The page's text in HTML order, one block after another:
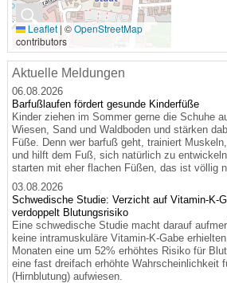
🔍
Leaflet | ©OpenStreetMap
contributors
Aktuelle Meldungen
06.08.2026
Barfußlaufen fördert gesunde Kinderfüße
Kinder ziehen im Sommer gerne die Schuhe
Wiesen, Sand und Waldboden und stärken
Füße. Denn wer barfuß geht, trainiert
und hilft dem Fuß, sich natürlich zu
starten mit eher flachen Füßen, das ist völlig
03.08.2026
Schwedische Studie: Verzicht auf Vitamin-K-
verdoppelt Blutungsrisiko
Eine schwedische Studie macht darauf
keine intramuskuläre Vitamin-K-Gabe
Monaten eine um 52% erhöhtes Risiko für
eine fast dreifach erhöhte Wahrscheinlichkeit
(Hirnblutung) aufwiesen.